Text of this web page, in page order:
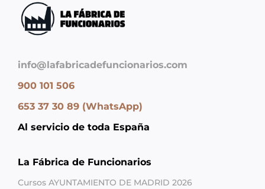
info@lafabricadefuncionarios.com
900 101 506
653 37 30 89 (WhatsApp)
Al servicio de toda España
La Fábrica de Funcionarios
Cursos AYUNTAMIENTO DE MADRID 2026